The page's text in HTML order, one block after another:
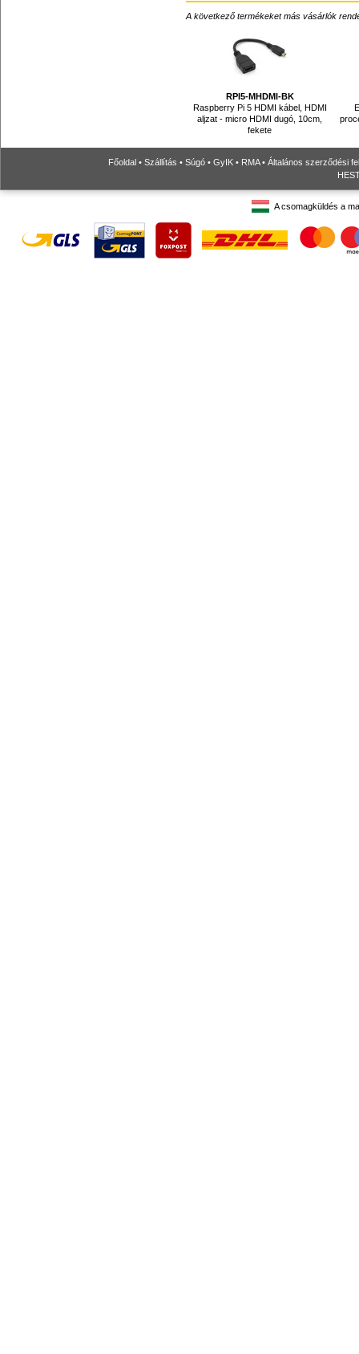
A következő termékeket más vásárlók
RPI5-MHDMI-BK
Raspberry Pi 5 HDMI kábel, HDMI
aljzat - micro HDMI dugó, 10cm,
fekete
Főoldal • Szállítás • Súgó • GyIK • RMA• Általános szerződési
A csomagküldés a